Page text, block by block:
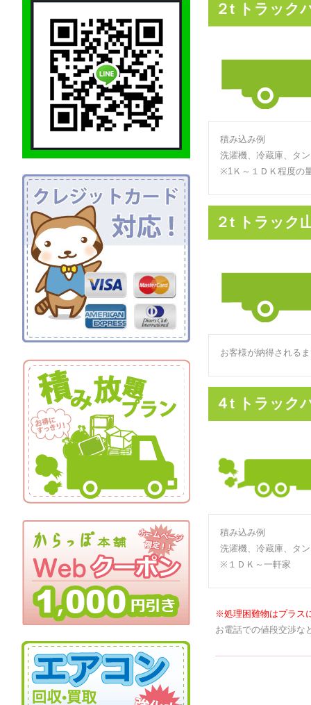
２t トラック
積み込み例
洗濯機、冷蔵庫、タ
※1Ｋ～１ＤＫ程度の
２t トラック
お客様が納得される
４t トラック
積み込み例
洗濯機、冷蔵庫、タ
※１ＤＫ～一軒家
※処理困難物はプラス
お電話での値段交渉な